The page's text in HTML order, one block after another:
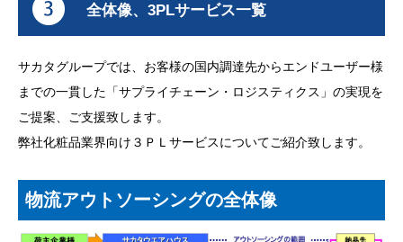
全体像、3PLサービス一覧
サカタグループでは、お客様の国内調達先からエンドユーザー様
までの一貫した「サプライチェーン・ロジスティクス」の実現を
ご提案、ご支援致します。
弊社化粧品業界向け３ＰＬサービスについてご紹介致します。
物流アウトソーシングの全体像